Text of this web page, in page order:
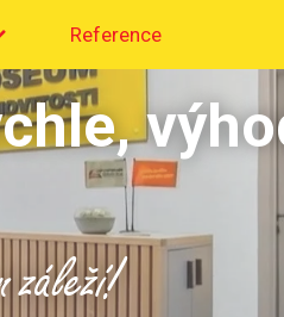
Reference
záleží!